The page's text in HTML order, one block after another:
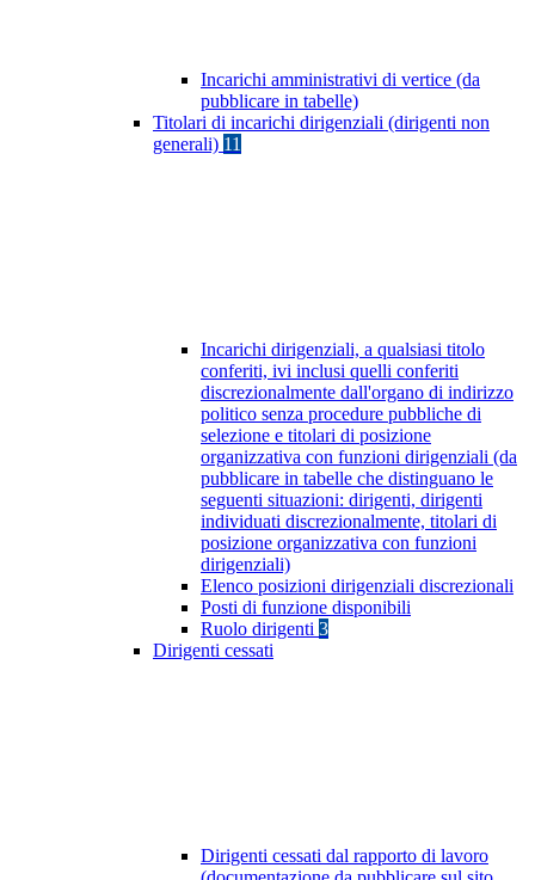
Incarichi amministrativi di vertice (da
pubblicare in tabelle)
Titolari di incarichi dirigenziali (dirigenti non
generali) 11
Incarichi dirigenziali, a qualsiasi titolo
conferiti, ivi inclusi quelli conferiti
discrezionalmente dall'organo di indirizzo
politico senza procedure pubbliche di
selezione e titolari di posizione
organizzativa con funzioni dirigenziali (da
pubblicare in tabelle che distinguano le
seguenti situazioni: dirigenti, dirigenti
individuati discrezionalmente, titolari di
posizione organizzativa con funzioni
dirigenziali)
Elenco posizioni dirigenziali discrezionali
Posti di funzione disponibili
Ruolo dirigenti 3
Dirigenti cessati
Dirigenti cessati dal rapporto di lavoro